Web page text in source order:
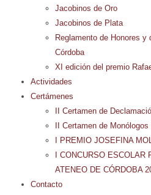
Jacobinos de Oro
Jacobinos de Plata
Reglamento de Honores
Córdoba
XI edición del premio
Actividades
Certámenes
II Certamen de
II Certamen de
I PREMIO JOSEFINA
I CONCURSO
ATENEO DE CÓRDOBA
Contacto